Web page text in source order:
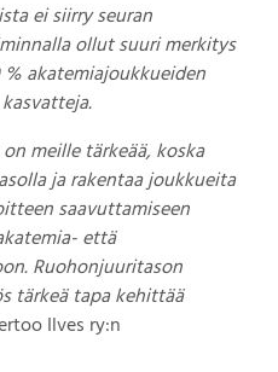
ei siirry seuran
ollut suuri merkitys
akatemiajoukkueiden
meille tärkeää, koska
ja rakentaa joukkueita
saavuttamiseen
että
Ruohonjuuritason
tärkeä tapa kehittää
Ilves ry:n